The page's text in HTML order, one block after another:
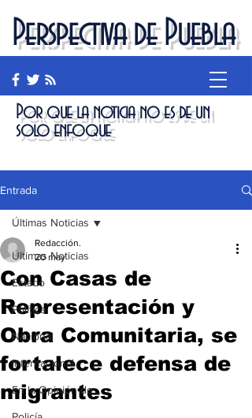
Perspectiva de Puebla
Por que la noticia no es de un
solo enfoque
Entrada
Últimas Noticias
Estado
Política
Nacional
Internacional
En la Opinión de...
Últimas Noticias
Con Casas de
Representación y
Obra Comunitaria, se
fortalece defensa de
migrantes
Redacción.
20 may